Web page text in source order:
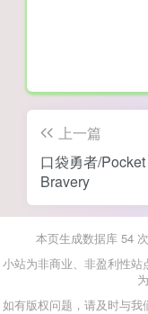
上一篇
口袋勇者/Pocket
Bravery
本页生成数据库 54
小站为非商业、非盈利性
如有版权问题，请及时与